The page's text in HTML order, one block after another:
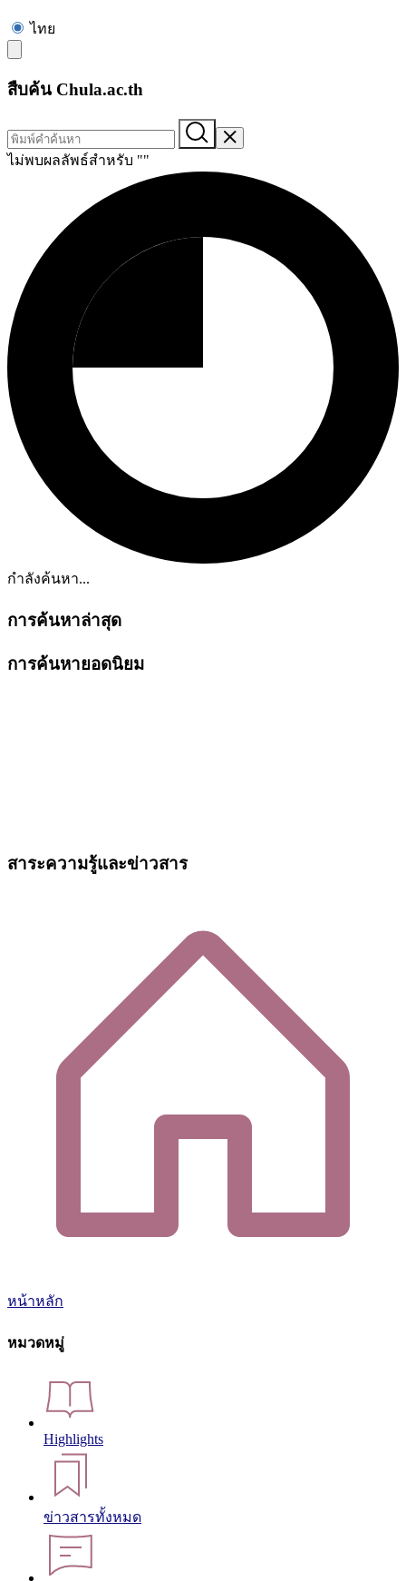
ไทย
สืบค้น Chula.ac.th
ไม่พบผลลัพธ์สำหรับ ""
กำลังค้นหา...
การค้นหาล่าสุด
การค้นหายอดนิยม
สาระความรู้และข่าวสาร
หน้าหลัก
หมวดหมู่
Highlights
ข่าวสารทั้งหมด